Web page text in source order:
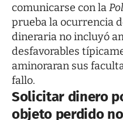
comunicarse con la
prueba la ocurrencia
dineraria no incluyó
desfavorables
aminoraran sus
fallo.
Solicitar dinero
objeto perdido